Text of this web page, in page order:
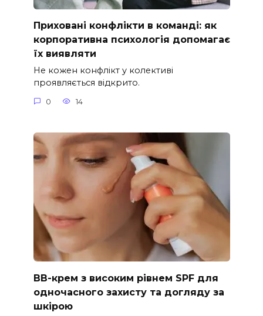
Приховані конфлікти в команді: як
корпоративна психологія допомагає
їх виявляти
Не кожен конфлікт у колективі
проявляється відкрито.
0 14
ВВ-крем з високим рівнем SPF для
одночасного захисту та догляду за
шкірою